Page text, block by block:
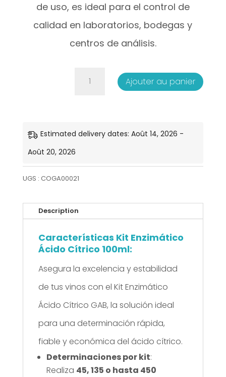
de uso, es ideal para el control de
calidad en laboratorios, bodegas y
centros de análisis.
quantité
Enzimático
Ácido
Cítrico
Ajouter au panier
Estimated delivery dates: Août 14, 2026 -
Août 20, 2026
UGS : COGA00021
Description
Características Kit Enzimático
Ácido Cítrico 100ml:
Asegura la excelencia y estabilidad
de tus vinos con el Kit Enzimático
Ácido Cítrico GAB, la solución ideal
para una determinación rápida,
fiable y económica del ácido cítrico.
Determinaciones por kit:
Realiza 45, 135 o hasta 450